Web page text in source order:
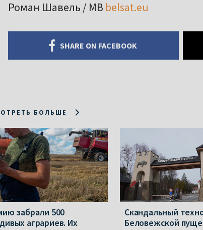
Роман Шавель / МВ belsat.eu
SHARE ON FACEBOOK
БОЛЬШЕ
забрали 500
аграриев. Их
Скандальный
Беловежской